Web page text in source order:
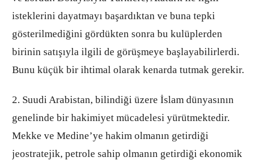
isteklerini dayatmayı başardıktan ve buna tepki
gösterilmediğini gördükten sonra bu kulüplerden
birinin satışıyla ilgili de görüşmeye başlayabilirlerdi.
Bunu küçük bir ihtimal olarak kenarda tutmak gerekir.
2. Suudi Arabistan, bilindiği üzere İslam dünyasının
genelinde bir hakimiyet mücadelesi yürütmektedir.
Mekke ve Medine’ye hakim olmanın getirdiği
jeostratejik, petrole sahip olmanın getirdiği ekonomik